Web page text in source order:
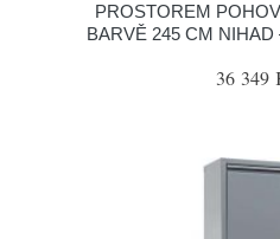
PROSTOREM
BARVĚ 245 CM
36 349